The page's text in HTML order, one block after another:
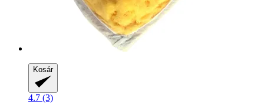
Kosár
4.7 (3)